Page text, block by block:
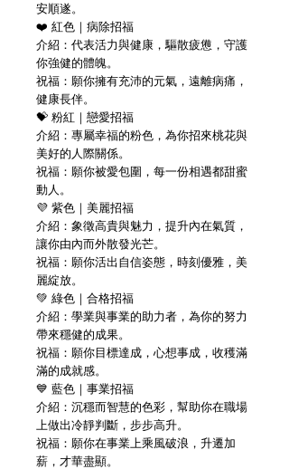
安順遂。
❤️ 紅色｜病除招福
介紹：代表活力與健康，驅散疲憊，守護
你強健的體魄。
祝福：願你擁有充沛的元氣，遠離病痛，
健康長伴。
💝 粉紅｜戀愛招福
介紹：專屬幸福的粉色，為你招來桃花與
美好的人際關係。
祝福：願你被愛包圍，每一份相遇都甜蜜
動人。
💜 紫色｜美麗招福
介紹：象徵高貴與魅力，提升內在氣質，
讓你由內而外散發光芒。
祝福：願你活出自信姿態，時刻優雅，美
麗綻放。
💚 綠色｜合格招福
介紹：學業與事業的助力者，為你的努力
帶來穩健的成果。
祝福：願你目標達成，心想事成，收穫滿
滿的成就感。
💙 藍色｜事業招福
介紹：沉穩而智慧的色彩，幫助你在職場
上做出冷靜判斷，步步高升。
祝福：願你在事業上乘風破浪，升遷加
薪，才華盡顯。